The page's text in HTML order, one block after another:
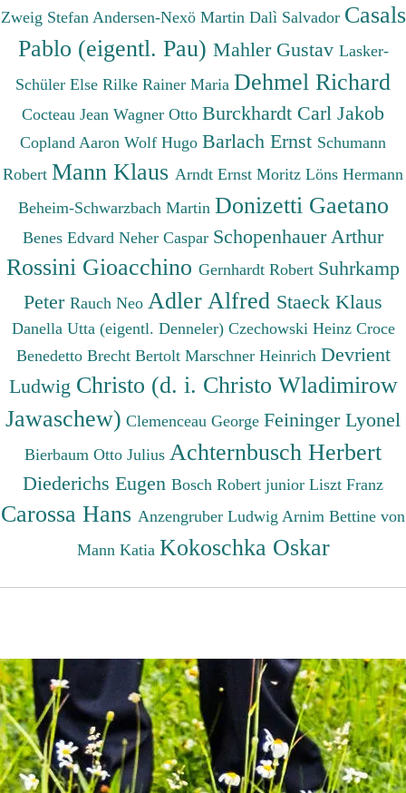
Zweig Stefan Andersen-Nexö Martin Dalì Salvador Casals
Pablo (eigentl. Pau) Mahler Gustav Lasker-
Schüler Else Rilke Rainer Maria Dehmel Richard
Cocteau Jean Wagner Otto Burckhardt Carl Jakob
Copland Aaron Wolf Hugo Barlach Ernst Schumann
Robert Mann Klaus Arndt Ernst Moritz Löns Hermann
Beheim-Schwarzbach Martin Donizetti Gaetano
Benes Edvard Neher Caspar Schopenhauer Arthur
Rossini Gioacchino Gernhardt Robert Suhrkamp
Peter Rauch Neo Adler Alfred Staeck Klaus
Danella Utta (eigentl. Denneler) Czechowski Heinz Croce
Benedetto Brecht Bertolt Marschner Heinrich Devrient
Ludwig Christo (d. i. Christo Wladimirow
Jawaschew) Clemenceau George Feininger Lyonel
Bierbaum Otto Julius Achternbusch Herbert
Diederichs Eugen Bosch Robert junior Liszt Franz
Carossa Hans Anzengruber Ludwig Arnim Bettine von
Mann Katia Kokoschka Oskar